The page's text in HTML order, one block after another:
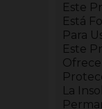
Este
Está
Para
Este
La